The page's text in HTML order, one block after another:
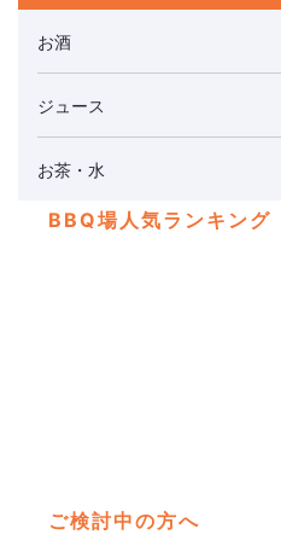
お酒
ジュース
お茶・水
BBQ場人気ランキング
ご検討中の方へ